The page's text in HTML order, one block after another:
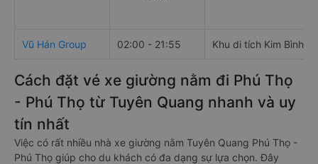
Vũ Hán Group 02:00 - 21:55 Khu di tích Kim Bình
Cách đặt vé xe giường nằm đi Phú Thọ
- Phú Thọ từ Tuyên Quang nhanh và uy
tín nhất
Việc có rất nhiều nhà xe giường nằm Tuyên Quang Phú Thọ -
Phú Thọ giúp cho du khách có đa dạng sự lựa chọn. Đây